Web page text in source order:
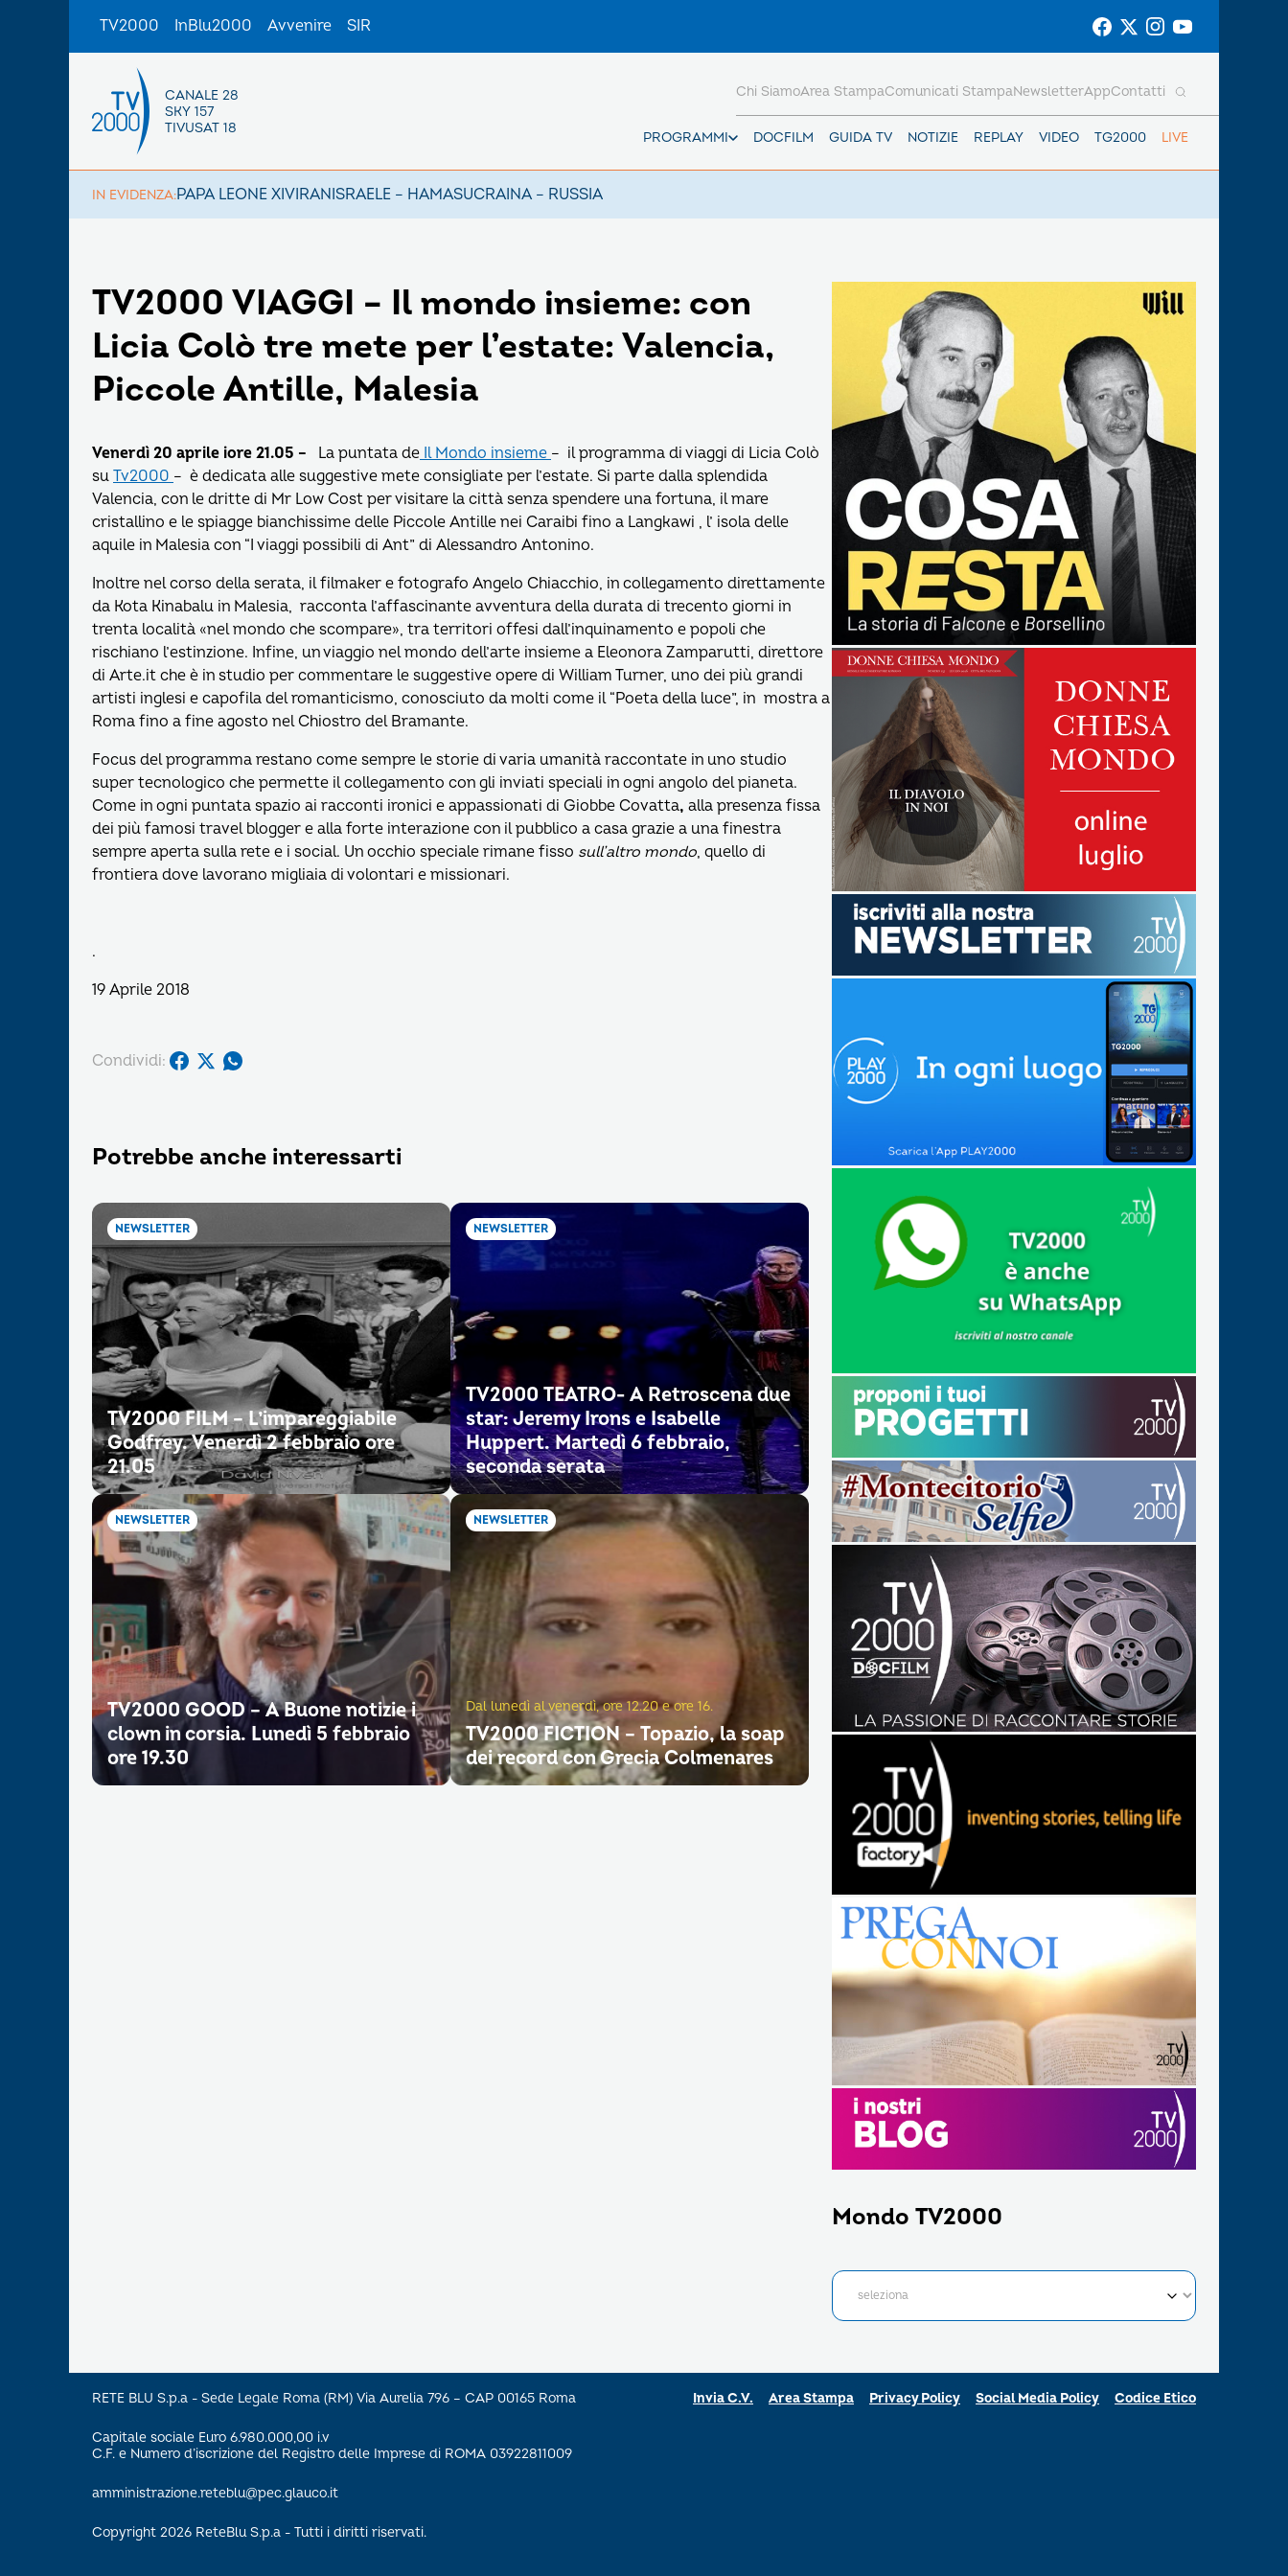
TV2000 InBlu2000 Avvenire SIR
CANALE 28
SKY 157
TIVUSAT 18
PROGRAMMI DOCFILM GUIDA TV NOTIZIE REPLAY VIDEO TG2000 LIVE
Chi SiamoArea StampaComunicati StampaNewsletterAppContatti
IN EVIDENZA:PAPA LEONE XIVIRANISRAELE – HAMASUCRAINA – RUSSIA
TV2000 VIAGGI – Il mondo insieme: con
Licia Colò tre mete per l’estate: Valencia,
Piccole Antille, Malesia
Venerdì 20 aprile iore 21.05 – La puntata de Il Mondo insieme – il programma di viaggi di Licia Colò
su Tv2000 – è dedicata alle suggestive mete consigliate per l’estate. Si parte dalla splendida
Valencia, con le dritte di Mr Low Cost per visitare la città senza spendere una fortuna, il mare
cristallino e le spiagge bianchissime delle Piccole Antille nei Caraibi fino a Langkawi , l’ isola delle
aquile in Malesia con “I viaggi possibili di Ant” di Alessandro Antonino.
Inoltre nel corso della serata, il filmaker e fotografo Angelo Chiacchio, in collegamento direttamente
da Kota Kinabalu in Malesia, racconta l’affascinante avventura della durata di trecento giorni in
trenta località «nel mondo che scompare», tra territori offesi dall’inquinamento e popoli che
rischiano l’estinzione. Infine, un viaggio nel mondo dell’arte insieme a Eleonora Zamparutti, direttore
di Arte.it che è in studio per commentare le suggestive opere di William Turner, uno dei più grandi
artisti inglesi e capofila del romanticismo, conosciuto da molti come il “Poeta della luce”, in mostra a
Roma fino a fine agosto nel Chiostro del Bramante.
Focus del programma restano come sempre le storie di varia umanità raccontate in uno studio
super tecnologico che permette il collegamento con gli inviati speciali in ogni angolo del pianeta.
Come in ogni puntata spazio ai racconti ironici e appassionati di Giobbe Covatta, alla presenza fissa
dei più famosi travel blogger e alla forte interazione con il pubblico a casa grazie a una finestra
sempre aperta sulla rete e i social. Un occhio speciale rimane fisso sull’altro mondo, quello di
frontiera dove lavorano migliaia di volontari e missionari.
.
19 Aprile 2018
Condividi:
Potrebbe anche interessarti
NEWSLETTER
TV2000 FILM – L’impareggiabile
Godfrey. Venerdì 2 febbraio ore
21.05
NEWSLETTER
TV2000 TEATRO- A Retroscena due
star: Jeremy Irons e Isabelle
Huppert. Martedì 6 febbraio,
seconda serata
NEWSLETTER
TV2000 GOOD – A Buone notizie i
clown in corsia. Lunedì 5 febbraio
ore 19.30
NEWSLETTER
Dal lunedì al venerdì, ore 12.20 e ore 16.
TV2000 FICTION – Topazio, la soap
dei record con Grecia Colmenares
Mondo TV2000
RETE BLU S.p.a - Sede Legale Roma (RM) Via Aurelia 796 – CAP 00165 Roma
Capitale sociale Euro 6.980.000,00 i.v
C.F. e Numero d’iscrizione del Registro delle Imprese di ROMA 03922811009
amministrazione.reteblu@pec.glauco.it
Copyright 2026 ReteBlu S.p.a - Tutti i diritti riservati.
Invia C.V. Area Stampa Privacy Policy Social Media Policy Codice Etico